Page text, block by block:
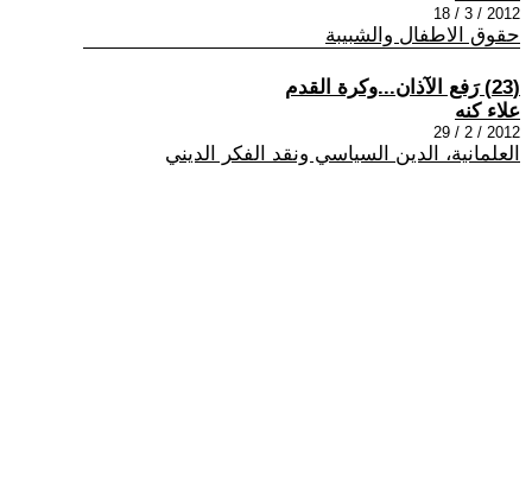
2012 / 3 / 18
حقوق الاطفال والشبيبة
(23) رَفع الآذان...وكرة القدم
علاء كنه
2012 / 2 / 29
العلمانية، الدين السياسي ونقد الفكر الديني